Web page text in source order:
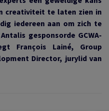
creativiteit te laten zien in
iedereen aan om zich te
gesponsorde GCWA-
François Lainé, Group
Director, jurylid van